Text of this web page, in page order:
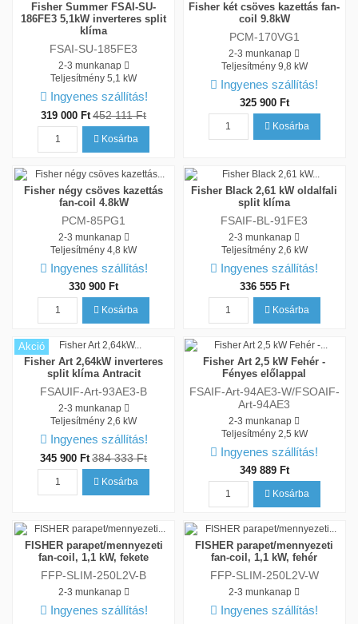
Fisher Summer FSAI-SU-
186FE3 5,1kW inverteres split
klíma
FSAI-SU-185FE3
2-3 munkanap
Teljesítmény5,1 kW
Ingyenes szállítás!
319 000 Ft 452 111 Ft
Kosárba
Fisher két csöves kazettás fan-
coil 9.8kW
PCM-170VG1
2-3 munkanap
Teljesítmény 9,8 kW
Ingyenes szállítás!
325 900 Ft
Kosárba
Fisher négy csöves kazettás
fan-coil 4.8kW
PCM-85PG1
2-3 munkanap
Teljesítmény4,8 kW
Ingyenes szállítás!
330 900 Ft
Kosárba
Fisher Black 2,61 kW oldalfali
split klíma
FSAIF-BL-91FE3
2-3 munkanap
Teljesítmény 2,6 kW
Ingyenes szállítás!
336 555 Ft
Kosárba
Akció
Fisher Art 2,64kW inverteres
split klíma Antracit
FSAUIF-Art-93AE3-B
2-3 munkanap
Teljesítmény2,6 kW
Ingyenes szállítás!
345 900 Ft 384 333 Ft
Kosárba
Fisher Art 2,5 kW Fehér -
Fényes előlappal
FSAIF-Art-94AE3-W/FSOAIF-
Art-94AE3
2-3 munkanap
Teljesítmény 2,5 kW
Ingyenes szállítás!
349 889 Ft
Kosárba
FISHER parapet/mennyezeti
fan-coil, 1,1 kW, fekete
FFP-SLIM-250L2V-B
2-3 munkanap
Ingyenes szállítás!
FISHER parapet/mennyezeti
fan-coil, 1,1 kW, fehér
FFP-SLIM-250L2V-W
2-3 munkanap
Ingyenes szállítás!